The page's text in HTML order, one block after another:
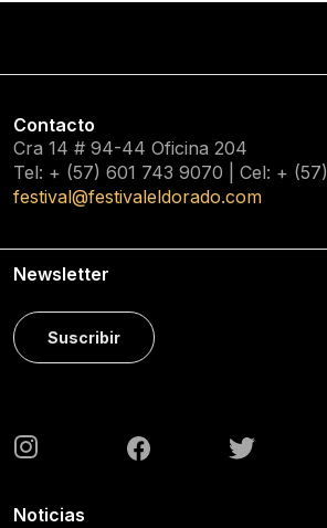
Contacto
Cra 14 # 94-44 Oficina 204
Tel: + (57) 601 743 9070 | Cel: + (57)
festival@festivaleldorado.com
Newsletter
Suscribir
Noticias